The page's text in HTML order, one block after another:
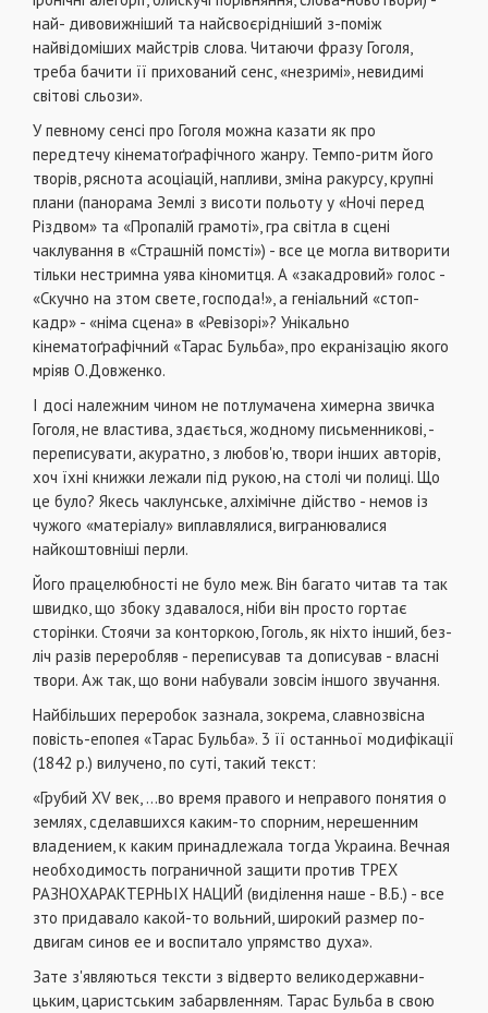
най- дивовижніший та найсвоєрідніший з-поміж
найвідоміших майстрів слова. Читаючи фразу Гоголя,
треба бачити її прихований сенс, «незримі», невидимі
світові сльози».
У певному сенсі про Гоголя можна казати як про
передтечу кінематоґрафічного жанру. Темпо-ритм його
творів, ряснота асоціацій, напливи, зміна ракурсу, крупні
пла­ни (панорама Землі з висоти польоту у «Ночі перед
Різд­вом» та «Пропалій грамоті», гра світла в сцені
чаклування в «Страшній помсті») - все це могла витворити
тільки нестримна уява кіномитця. А «закадровий» голос -
«Скучно на зтом свете, господа!», а геніальний «стоп-
кадр» - «німа сцена» в «Ревізорі»? Унікально
кінематоґрафічний «Та­рас Бульба», про екранізацію якого
мріяв О.Довженко.
І досі належним чином не потлумачена химерна звич­ка
Гоголя, не властива, здається, жодному письменнико­ві, -
переписувати, акуратно, з любов'ю, твори інших авто­рів,
хоч їхні книжки лежали під рукою, на столі чи полиці. Що
це було? Якесь чаклунське, алхімічне дійство - немов із
чужого «матеріалу» виплавлялися, вигранювалися
найкоштовніші перли.
Його працелюбності не було меж. Він багато читав та так
швидко, що збоку здавалося, ніби він просто гортає
сторінки. Стоячи за конторкою, Гоголь, як ніхто інший, без­
ліч разів переробляв - переписував та дописував - власні
твори. Аж так, що вони набували зовсім іншого звучання.
Найбільших переробок зазнала, зокрема, славнозвісна
повість-епопея «Тарас Бульба». 3 її останньої модифіка­ції
(1842 р.) вилучено, по суті, такий текст:
«Грубий XV век, ...во время правого и неправого понятия о
землях, сделавшихся каким-то спорним, нерешенним
владением, к каким принадлежала тогда Украина. Вечная
необходимость пограничной защити против ТРЕХ
РАЗНОХАРАКТЕРНЬІХ НАЦИЙ (виділення наше - В.Б.) - все
зто придавало какой-то вольний, широкий размер по­
двигам синов ее и воспитало упрямство духа».
Зате з'являються тексти з відверто великодержавни­
цьким, царистським забарвленням. Тарас Бульба в свою